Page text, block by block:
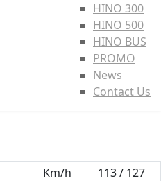
HINO 300
HINO 500
HINO BUS
PROMO
News
Contact Us
Km/h
113 / 127